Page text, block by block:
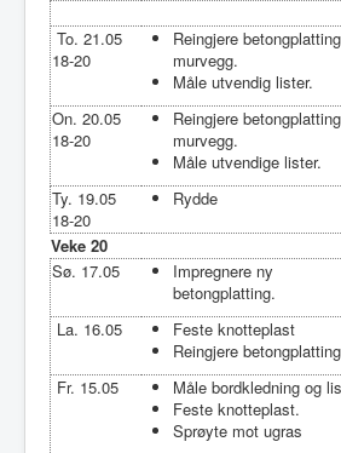
To. 21.05
18-20
Reingjere
murvegg.
Måle utvendig lister.
On. 20.05
18-20
Reingjere
murvegg.
Måle utvendige lister.
Ty. 19.05
18-20
Rydde
Veke 20
Sø. 17.05
Impregnere ny
betongplatting.
La. 16.05
Feste knotteplast
Reingjere
Fr. 15.05
Måle bordkledning og
Feste knotteplast.
Sprøyte mot ugras